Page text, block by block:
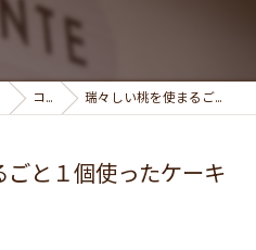
コラム 瑞々しい桃を使まるごと１個使ったケーキの魅力
と１個使ったケーキ